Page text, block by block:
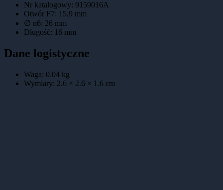
Nr katalogowy: 9159016A
Otwór F7: 15,9 mm
∅ n6: 26 mm
Długość: 16 mm
Dane logistyczne
Waga: 0.04 kg
Wymiary: 2.6 × 2.6 × 1.6 cm